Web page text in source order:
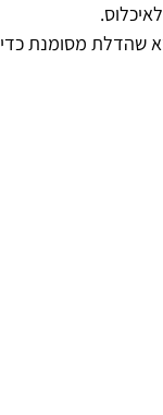
שהדלת מסומנת כדי